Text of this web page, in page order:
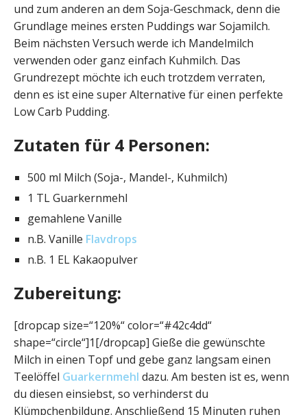
und zum anderen an dem Soja-Geschmack, denn die
Grundlage meines ersten Puddings war Sojamilch.
Beim nächsten Versuch werde ich Mandelmilch
verwenden oder ganz einfach Kuhmilch. Das
Grundrezept möchte ich euch trotzdem verraten,
denn es ist eine super Alternative für einen perfekte
Low Carb Pudding.
Zutaten für 4 Personen:
500 ml Milch (Soja-, Mandel-, Kuhmilch)
1 TL Guarkernmehl
gemahlene Vanille
n.B. Vanille Flavdrops
n.B. 1 EL Kakaopulver
Zubereitung:
[dropcap size=“120%“ color=“#42c4dd“
shape=“circle“]1[/dropcap] Gieße die gewünschte
Milch in einen Topf und gebe ganz langsam einen
Teelöffel Guarkernmehl dazu. Am besten ist es, wenn
du diesen einsiebst, so verhinderst du
Klümpchenbildung. Anschließend 15 Minuten ruhen